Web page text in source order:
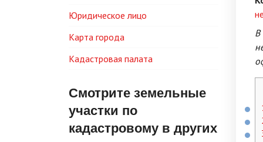
В
Юридическое лицо
Карта города
Кадастровая палата
Смотрите земельные
участки по
кадастровому в других